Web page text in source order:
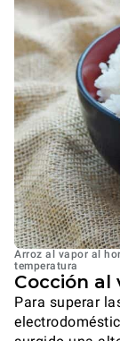
Arroz al vapor al
temperatura
Cocción al
Para superar